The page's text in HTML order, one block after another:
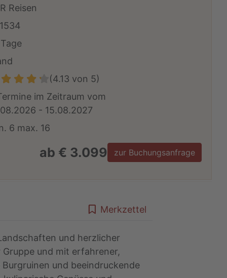
Reisen
(4.13 von 5)
im Zeitraum vom
- 15.08.2027
6 max. 16
ab € 3.099 zur Buchungsanfrage
Merkzettel
und herzlicher
und mit erfahrener,
und beeindruckende